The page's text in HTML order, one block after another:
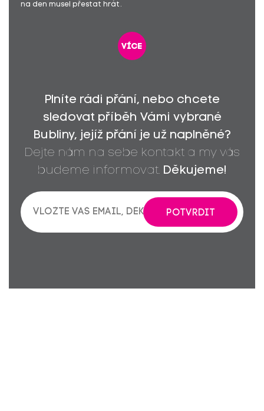
na den musel přestat hrát.
více
Plníte rádi přání, nebo chcete
sledovat příběh Vámi vybrané
Bubliny, jejíž přání je už naplněné?
Dejte nám na sebe kontakt a my vás
budeme informovat. Děkujeme!
POTVRDIT